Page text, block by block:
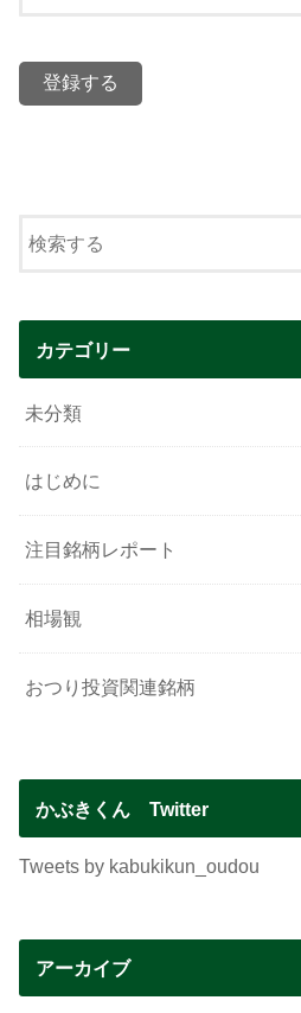
カテゴリー
未分類
はじめに
注目銘柄レポート
相場観
おつり投資関連銘柄
かぶきくん Twitter
Tweets by kabukikun_oudou
アーカイブ